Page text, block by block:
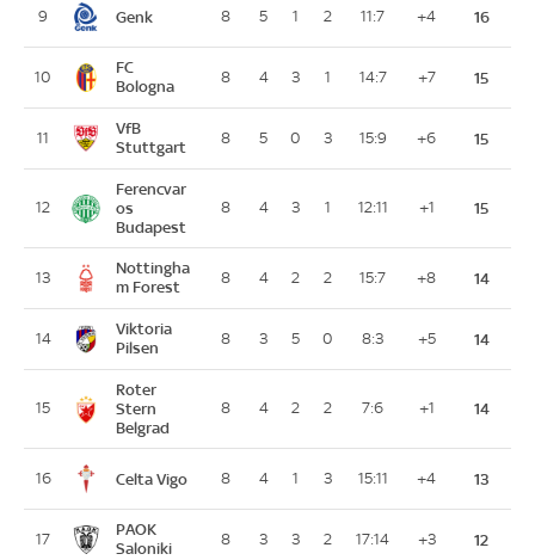
9 Genk 8 5 1 2 11:7 +4 16
10
FC
Bologna
8 4 3 1 14:7 +7 15
11
VfB
Stuttgart
8 5 0 3 15:9 +6 15
12
Ferencvar
os
Budapest
8 4 3 1 12:11 +1 15
13
Nottingha
m Forest
8 4 2 2 15:7 +8 14
14
Viktoria
Pilsen
8 3 5 0 8:3 +5 14
15
Roter
Stern
Belgrad
8 4 2 2 7:6 +1 14
16 Celta Vigo 8 4 1 3 15:11 +4 13
17
PAOK
Saloniki
8 3 3 2 17:14 +3 12